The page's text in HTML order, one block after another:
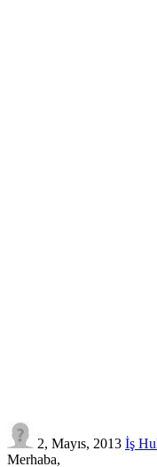
2, Mayıs, 2013 İş
Merhaba,